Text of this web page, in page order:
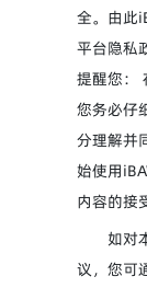
全。由此
平台隐私
提醒您：
您务必仔
分理解并
始使用
内容的接
如对
议，您可